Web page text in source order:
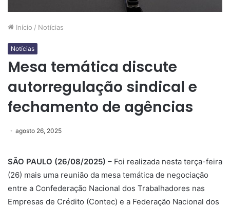
Início / Notícias
Notícias
Mesa temática discute
autorregulação sindical e
fechamento de agências
agosto 26, 2025
SÃO PAULO (26/08/2025) – Foi realizada nesta terça-feira
(26) mais uma reunião da mesa temática de negociação
entre a Confederação Nacional dos Trabalhadores nas
Empresas de Crédito (Contec) e a Federação Nacional dos